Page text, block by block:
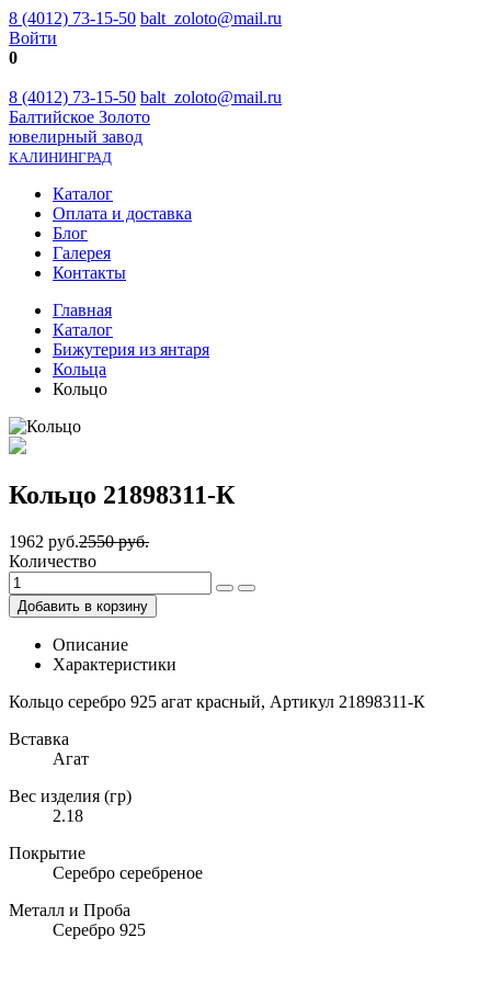
8 (4012) 73-15-50 balt_zoloto@mail.ru
Войти
0
8 (4012) 73-15-50 balt_zoloto@mail.ru
Балтийское Золото
ювелирный завод
КАЛИНИНГРАД
Каталог
Оплата и доставка
Блог
Галерея
Контакты
Главная
Каталог
Бижутерия из янтаря
Кольца
Кольцо
Кольцо 21898311-К
1962 руб.2550 руб.
Количество
Добавить в корзину
Описание
Характеристики
Кольцо серебро 925 агат красный, Артикул 21898311-К
Вставка
Агат
Вес изделия (гр)
2.18
Покрытие
Серебро серебреное
Металл и Проба
Серебро 925